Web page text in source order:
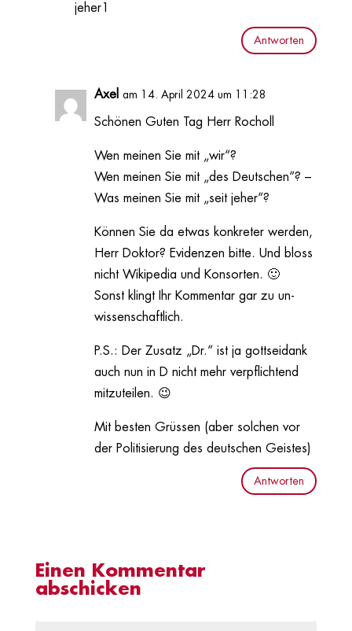
jeher1
Antworten
Axel am 14. April 2024 um 11:28
Schönen Guten Tag Herr Rocholl
Wen meinen Sie mit „wir“?
Wen meinen Sie mit „des Deutschen“? –
Was meinen Sie mit „seit jeher“?
Können Sie da etwas konkreter werden,
Herr Doktor? Evidenzen bitte. Und bloss
nicht Wikipedia und Konsorten. 🙂
Sonst klingt Ihr Kommentar gar zu un-
wissenschaftlich.
P.S.: Der Zusatz „Dr.“ ist ja gottseidank
auch nun in D nicht mehr verpflichtend
mitzuteilen. 😉
Mit besten Grüssen (aber solchen vor
der Politisierung des deutschen Geistes)
Antworten
Einen Kommentar
abschicken